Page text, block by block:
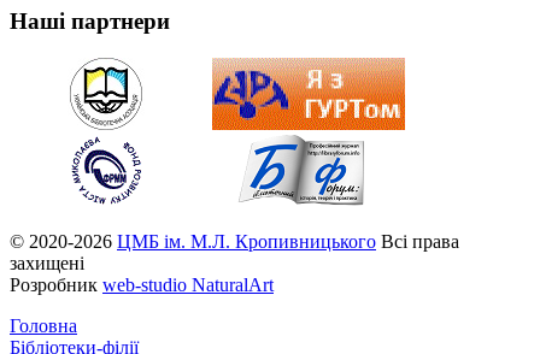
Наші партнери
© 2020-2026 ЦМБ ім. М.Л. Кропивницького Всі права
захищені
Розробник web-studio NaturalArt
Головна
Бібліотеки-філії